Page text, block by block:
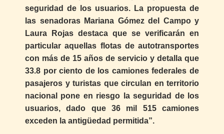
seguridad de los usuarios. La propuesta de
las senadoras Mariana Gómez del Campo y
Laura Rojas destaca que se verificarán en
particular aquellas flotas de autotransportes
con más de 15 años de servicio y detalla que
33.8 por ciento de los camiones federales de
pasajeros y turistas que circulan en territorio
nacional pone en riesgo la seguridad de los
usuarios, dado que 36 mil 515 camiones
exceden la antigüedad permitida”.